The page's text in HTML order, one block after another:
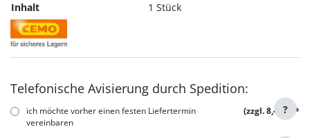
Inhalt
1 Stück
Telefonische Avisierung durch Spedition:
ich möchte vorher einen festen Liefertermin
vereinbaren
(zzgl. 8,40 €) *
?